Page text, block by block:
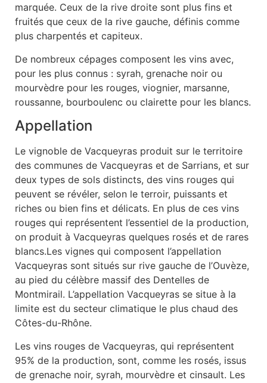
marquée. Ceux de la rive droite sont plus fins et
fruités que ceux de la rive gauche, définis comme
plus charpentés et capiteux.
De nombreux cépages composent les vins avec,
pour les plus connus : syrah, grenache noir ou
mourvèdre pour les rouges, viognier, marsanne,
roussanne, bourboulenc ou clairette pour les blancs.
Appellation
Le vignoble de Vacqueyras produit sur le territoire
des communes de Vacqueyras et de Sarrians, et sur
deux types de sols distincts, des vins rouges qui
peuvent se révéler, selon le terroir, puissants et
riches ou bien fins et délicats. En plus de ces vins
rouges qui représentent l’essentiel de la production,
on produit à Vacqueyras quelques rosés et de rares
blancs.Les vignes qui composent l’appellation
Vacqueyras sont situés sur rive gauche de l’Ouvèze,
au pied du célèbre massif des Dentelles de
Montmirail. L’appellation Vacqueyras se situe à la
limite est du secteur climatique le plus chaud des
Côtes-du-Rhône.
Les vins rouges de Vacqueyras, qui représentent
95% de la production, sont, comme les rosés, issus
de grenache noir, syrah, mourvèdre et cinsault. Les